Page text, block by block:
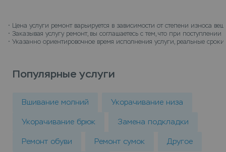
• Цена услуги ремонт варьируется в зависимости от степени износа
• Заказывая услугу ремонт, вы соглашаетесь с тем, что при
• Указанно ориентировочное время исполнения услуги, реальные сроки
Популярные услуги
Вшивание молний Укорачивание низа
Укорачивание брюк Замена подкладки
Ремонт обуви Ремонт сумок Другое